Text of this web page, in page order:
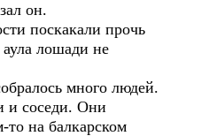
он.
поскакали прочь
лошади не
много людей.
и соседи. Они
то на балкарском